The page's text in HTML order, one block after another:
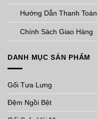
Hướng Dẫn Thanh Toán
Chính Sách Giao Hàng
DANH MỤC SẢN PHẨM
Gối Tựa Lưng
Đệm Ngồi Bệt